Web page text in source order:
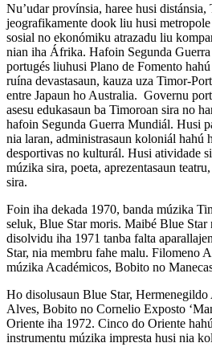
Nu’udar provínsia, haree husi distánsia,
jeografikamente dook liu husi
sosial no ekonómiku atrazadu liu
nian iha Áfrika. Hafoin Segunda
portugés liuhusi Plano de Fomento
ruína devastasaun, kauza uza Timor-
entre Japaun ho Australia. Governu
asesu edukasaun ba Timoroan sira no
hafoin Segunda Guerra Mundiál. Husi
nia laran, administrasaun koloniál hahú
desportivas no kulturál. Husi atividade
múzika sira, poeta, aprezentasaun
sira.
Foin iha dekada 1970, banda múzika
seluk, Blue Star moris. Maibé Blue
disolvidu iha 1971 tanba falta
Star, nia membru fahe malu. Filomeno
múzika Académicos, Bobito no
Ho disolusaun Blue Star,
Alves, Bobito no Cornelio Exposto
Oriente iha 1972. Cinco do Oriente
instrumentu múzika impresta husi nia